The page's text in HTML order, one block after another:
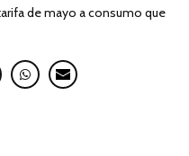
de mayo a consumo que